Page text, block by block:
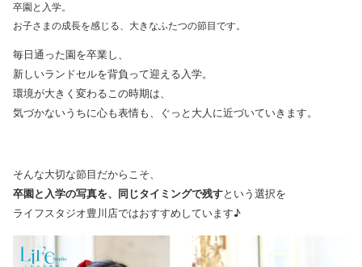
卒園と入学。
お子さまの成長を感じる、大きなふたつの節目です。
毎日通った園を卒業し、
新しいランドセルを背負って迎える入学。
環境が大きく変わるこの時期は、
気づかないうちに心も表情も、ぐっと大人に近づいていきます。
そんな大切な節目だからこそ、
卒園と入学の写真を、同じタイミングで残すという選択を
ライフスタジオ豊川店ではおすすめしています♪